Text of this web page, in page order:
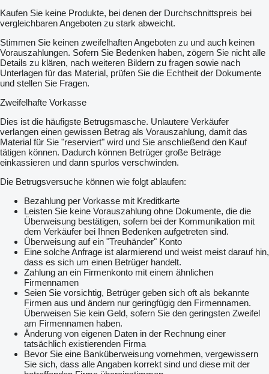
Kaufen Sie keine Produkte, bei denen der Durchschnittspreis bei
vergleichbaren Angeboten zu stark abweicht.
Stimmen Sie keinen zweifelhaften Angeboten zu und auch keinen
Vorauszahlungen. Sofern Sie Bedenken haben, zögern Sie nicht alle
Details zu klären, nach weiteren Bildern zu fragen sowie nach
Unterlagen für das Material, prüfen Sie die Echtheit der Dokumente
und stellen Sie Fragen.
Zweifelhafte Vorkasse
Dies ist die häufigste Betrugsmasche. Unlautere Verkäufer
verlangen einen gewissen Betrag als Vorauszahlung, damit das
Material für Sie "reserviert" wird und Sie anschließend den Kauf
tätigen können. Dadurch können Betrüger große Beträge
einkassieren und dann spurlos verschwinden.
Die Betrugsversuche können wie folgt ablaufen:
Bezahlung per Vorkasse mit Kreditkarte
Leisten Sie keine Vorauszahlung ohne Dokumente, die die
Überweisung bestätigen, sofern bei der Kommunikation mit
dem Verkäufer bei Ihnen Bedenken aufgetreten sind.
Überweisung auf ein "Treuhänder" Konto
Eine solche Anfrage ist alarmierend und weist meist darauf hin,
dass es sich um einen Betrüger handelt.
Zahlung an ein Firmenkonto mit einem ähnlichen
Firmennamen
Seien Sie vorsichtig, Betrüger geben sich oft als bekannte
Firmen aus und ändern nur geringfügig den Firmennamen.
Überweisen Sie kein Geld, sofern Sie den geringsten Zweifel
am Firmennamen haben.
Änderung von eigenen Daten in der Rechnung einer
tatsächlich existierenden Firma
Bevor Sie eine Banküberweisung vornehmen, vergewissern
Sie sich, dass alle Angaben korrekt sind und diese mit der